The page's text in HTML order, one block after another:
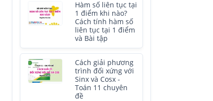
Hàm số liên tục tại
1 điểm khi nào?
Cách tính hàm số
liên tục tại 1 điểm
và Bài tập
Cách giải phương
trình đối xứng với
Sinx và Cosx -
Toán 11 chuyên
đề